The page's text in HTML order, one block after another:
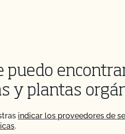
puedo
y plantas
indicar los proveedores de
.